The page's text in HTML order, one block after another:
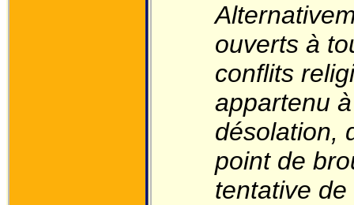
ouverts à
conflits
appartenu
désolation,
point de
tentative